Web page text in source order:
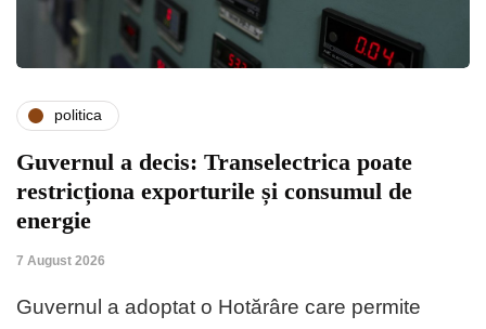
politica
Guvernul a decis: Transelectrica poate
restricționa exporturile și consumul de
energie
7 August 2026
Guvernul a adoptat o Hotărâre care permite